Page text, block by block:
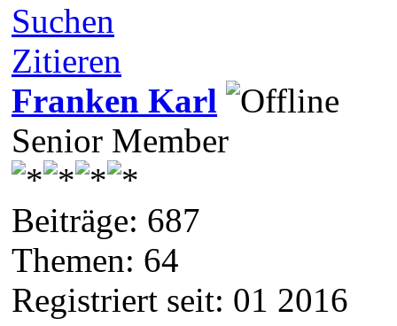
Suchen
Zitieren
Franken Karl
Senior Member
Beiträge: 687
Themen: 64
Registriert seit: 01 2016